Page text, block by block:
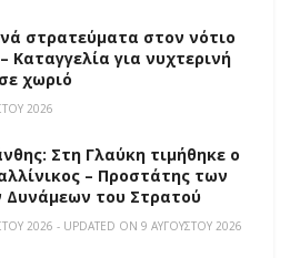
στρατεύματα στον νότιο
Καταγγελία για νυχτερινή
χωριό
2026
Στη Γλαύκη τιμήθηκε ο
– Προστάτης των
Δυνάμεων του Στρατού
2026 - UPDATED ON 9 ΑΥΓΟΎΣΤΟΥ 2026